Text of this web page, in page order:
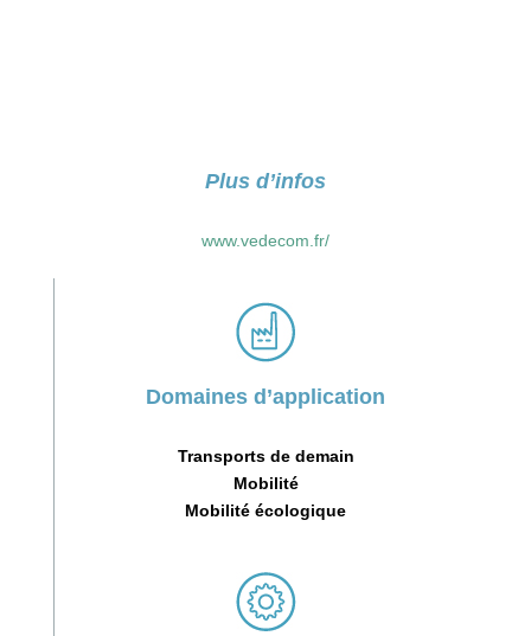
Plus d’infos
www.vedecom.fr/
Domaines d’application
Transports de demain
Mobilité
Mobilité écologique